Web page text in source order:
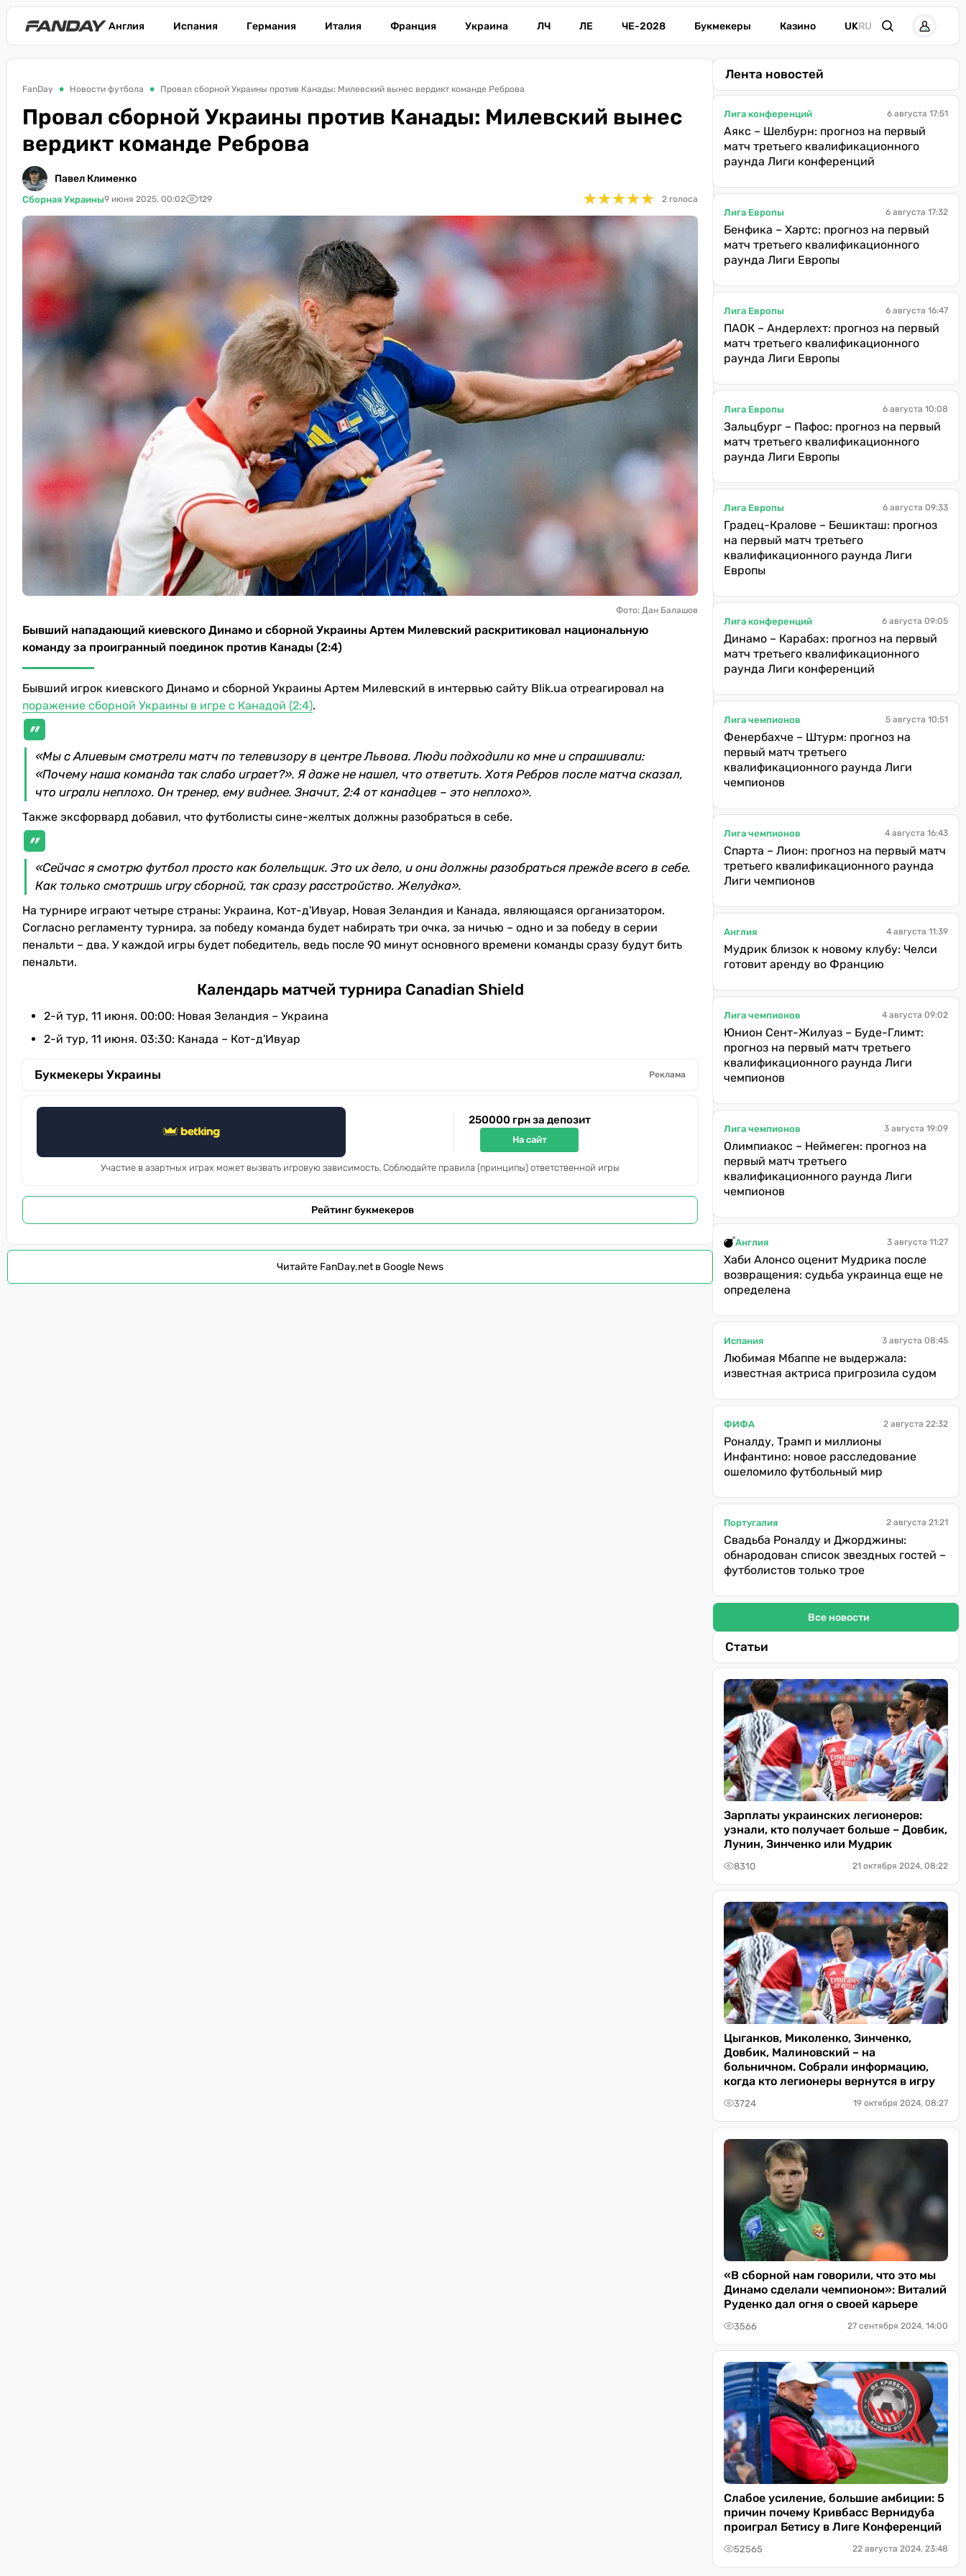
Англия Испания Германия Италия Франция Украина ЛЧ ЛЕ ЧЕ-2028 Букмекеры Казино UKRU
FanDay Новости футбола Провал сборной Украины против Канады: Милевский вынес вердикт команде Реброва
Провал сборной Украины против Канады: Милевский вынес
вердикт команде Реброва
Павел Клименко
Сборная Украины9 июня 2025, 00:02 129 ★★★★★
★★★★★ 2 голоса
Фото: Дан Балашов
Бывший нападающий киевского Динамо и сборной Украины Артем Милевский раскритиковал национальную
команду за проигранный поединок против Канады (2:4)
Бывший игрок киевского Динамо и сборной Украины Артем Милевский в интервью сайту Blik.ua отреагировал на
поражение сборной Украины в игре с Канадой (2:4).
«Мы с Алиевым смотрели матч по телевизору в центре Львова. Люди подходили ко мне и спрашивали:
«Почему наша команда так слабо играет?». Я даже не нашел, что ответить. Хотя Ребров после матча сказал,
что играли неплохо. Он тренер, ему виднее. Значит, 2:4 от канадцев – это неплохо».
Также эксфорвард добавил, что футболисты сине-желтых должны разобраться в себе.
«Сейчас я смотрю футбол просто как болельщик. Это их дело, и они должны разобраться прежде всего в себе.
Как только смотришь игру сборной, так сразу расстройство. Желудка».
На турнире играют четыре страны: Украина, Кот-д'Ивуар, Новая Зеландия и Канада, являющаяся организатором.
Согласно регламенту турнира, за победу команда будет набирать три очка, за ничью – одно и за победу в серии
пенальти – два. У каждой игры будет победитель, ведь после 90 минут основного времени команды сразу будут бить
пенальти.
Календарь матчей турнира Canadian Shield
2-й тур, 11 июня. 00:00: Новая Зеландия – Украина
2-й тур, 11 июня. 03:30: Канада – Кот-д'Ивуар
Букмекеры Украины Реклама
250000 грн за депозит
На сайт
Участие в азартных играх может вызвать игровую зависимость. Соблюдайте правила (принципы) ответственной игры
Рейтинг букмекеров
Читайте FanDay.net в Google News
Лента новостей
Лига конференций 6 августа 17:51
Аякс – Шелбурн: прогноз на первый
матч третьего квалификационного
раунда Лиги конференций
Лига Европы 6 августа 17:32
Бенфика – Хартс: прогноз на первый
матч третьего квалификационного
раунда Лиги Европы
Лига Европы 6 августа 16:47
ПАОК – Андерлехт: прогноз на первый
матч третьего квалификационного
раунда Лиги Европы
Лига Европы 6 августа 10:08
Зальцбург – Пафос: прогноз на первый
матч третьего квалификационного
раунда Лиги Европы
Лига Европы 6 августа 09:33
Градец-Кралове – Бешикташ: прогноз
на первый матч третьего
квалификационного раунда Лиги
Европы
Лига конференций 6 августа 09:05
Динамо – Карабах: прогноз на первый
матч третьего квалификационного
раунда Лиги конференций
Лига чемпионов 5 августа 10:51
Фенербахче – Штурм: прогноз на
первый матч третьего
квалификационного раунда Лиги
чемпионов
Лига чемпионов 4 августа 16:43
Спарта – Лион: прогноз на первый матч
третьего квалификационного раунда
Лиги чемпионов
Англия 4 августа 11:39
Мудрик близок к новому клубу: Челси
готовит аренду во Францию
Лига чемпионов 4 августа 09:02
Юнион Сент-Жилуаз – Буде-Глимт:
прогноз на первый матч третьего
квалификационного раунда Лиги
чемпионов
Лига чемпионов 3 августа 19:09
Олимпиакос – Неймеген: прогноз на
первый матч третьего
квалификационного раунда Лиги
чемпионов
Англия 3 августа 11:27
Хаби Алонсо оценит Мудрика после
возвращения: судьба украинца еще не
определена
Испания 3 августа 08:45
Любимая Мбаппе не выдержала:
известная актриса пригрозила судом
ФИФА 2 августа 22:32
Роналду, Трамп и миллионы
Инфантино: новое расследование
ошеломило футбольный мир
Португалия 2 августа 21:21
Свадьба Роналду и Джорджины:
обнародован список звездных гостей –
футболистов только трое
Все новости
Статьи
Зарплаты украинских легионеров:
узнали, кто получает больше – Довбик,
Лунин, Зинченко или Мудрик
8310 21 октября 2024, 08:22
Цыганков, Миколенко, Зинченко,
Довбик, Малиновский – на
больничном. Собрали информацию,
когда кто легионеры вернутся в игру
3724 19 октября 2024, 08:27
«В сборной нам говорили, что это мы
Динамо сделали чемпионом»: Виталий
Руденко дал огня о своей карьере
3566 27 сентября 2024, 14:00
Слабое усиление, большие амбиции: 5
причин почему Кривбасс Вернидуба
проиграл Бетису в Лиге Конференций
52565 22 августа 2024, 23:48